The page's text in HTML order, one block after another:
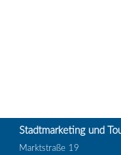
Stadtmarketing und
Marktstraße 19